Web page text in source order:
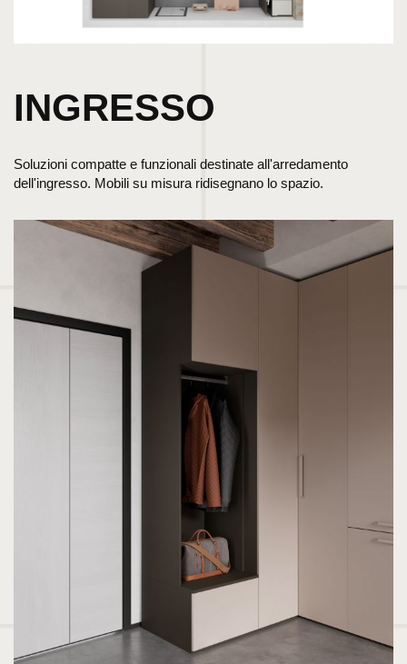
INGRESSO
Soluzioni compatte e funzionali destinate all'arredamento
dell'ingresso. Mobili su misura ridisegnano lo spazio.